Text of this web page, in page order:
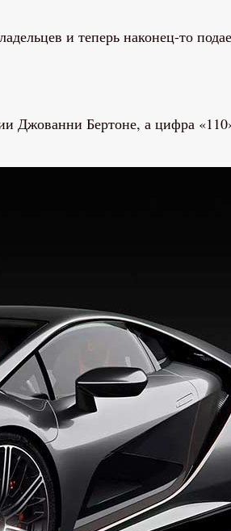
и теперь наконец-то
Джованни Бертоне, а цифра